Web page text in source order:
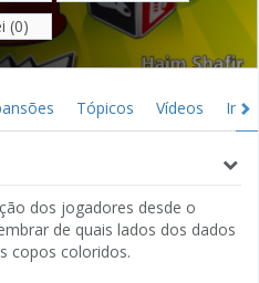
(0)
Tópicos Vídeos
dos jogadores desde o
de quais lados dos dados
copos coloridos.